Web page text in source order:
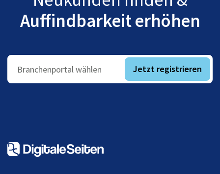
Auffindbarkeit erhöhen
Branchenportal wählen Jetzt registrieren